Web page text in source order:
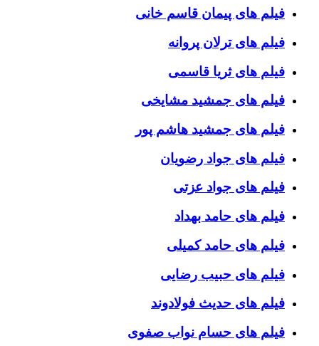
فیلم های پیمان قاسم خانی
فیلم های ترلان پروانه
فیلم های ثریا قاسمی
فیلم های جمشید مشایخی
فیلم های جمشید هاشم پور
فیلم های جواد رضویان
فیلم های جواد عزتی
فیلم های حامد بهداد
فیلم های حامد کمیلی
فیلم های حبیب رضایی
فیلم های حدیث فولادوند
فیلم های حسام نواب صفوی